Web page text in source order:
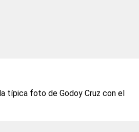
típica foto de Godoy Cruz con el